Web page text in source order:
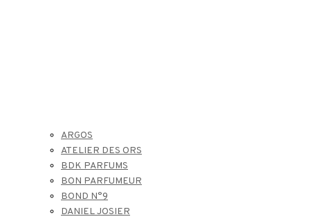
ARGOS
ATELIER DES ORS
BDK PARFUMS
BON PARFUMEUR
BOND N°9
DANIEL JOSIER